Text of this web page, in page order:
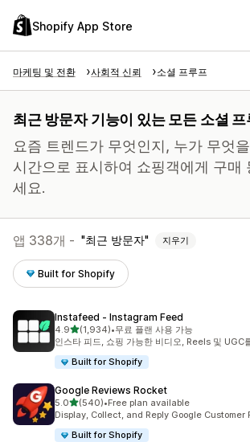
Shopify App Store
마케팅 및 전환 사회적 신뢰 소셜 프루프
최근 방문자 기능이 있는 모든 소셜 프
요즘 트렌드가 무엇인지, 누가 무엇
시간으로 표시하여 쇼핑객에게 구매
세요.
앱 338개 - 최근 방문자 지우기
Built for Shopify
Instafeed ‑ Instagram Feed
4.9별 5개 중
(1,934)
총 리뷰 1934개
•무료 플랜 사용 가능
인스타 피드, 쇼핑 가능한 비디오, Reels 및 UGC
Built for Shopify
Google Reviews Rocket
5.0별 5개 중
(540)
총 리뷰 540개
•Free plan available
Display, Collect, and Reply Google Customer
Built for Shopify